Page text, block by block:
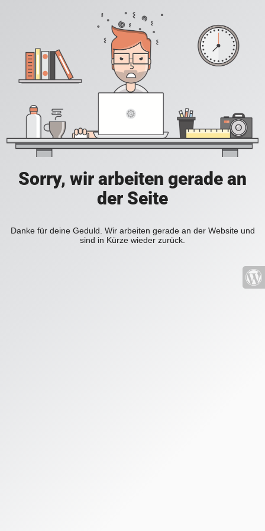
Sorry, wir arbeiten gerade an
der Seite
Danke für deine Geduld. Wir arbeiten gerade an der Website und
sind in Kürze wieder zurück.